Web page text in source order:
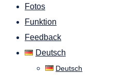
Fotos
Funktion
Feedback
Deutsch
Deutsch